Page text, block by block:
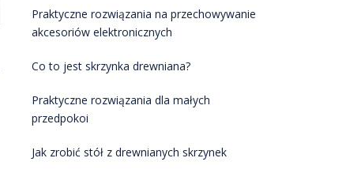
Praktyczne rozwiązania na przechowywanie
akcesoriów elektronicznych
Co to jest skrzynka drewniana?
Praktyczne rozwiązania dla małych
przedpokoi
Jak zrobić stół z drewnianych skrzynek